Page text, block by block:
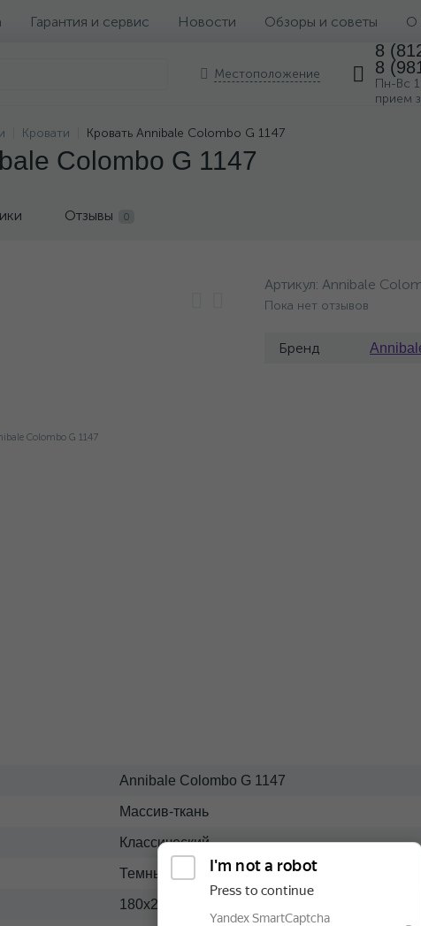
Гарантия и сервис Новости Обзоры и советы О
Местоположение
8
8
Пн-Вс
прием
Кровати Кровать Annibale Colombo G 1147
Colombo G 1147
Отзывы 0
Артикул: Annibale
Пока нет отзывов
Бренд
Annibale Colombo G 1147
Массив-ткань
Классический
Темный
180x200